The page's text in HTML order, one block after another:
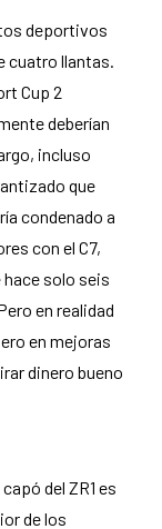
deportivos
cuatro llantas.
Cup 2
deberían
incluso
que
condenado a
con el C7,
hace solo seis
en realidad
en mejoras
dinero bueno
del ZR1 es
de los